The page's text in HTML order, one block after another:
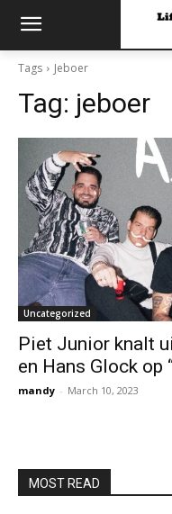
Tags Jeboer
Tag: jeboer
Uncategorized
Piet Junior knalt
en Hans Glock op
mandy - March 10, 2023
MOST READ